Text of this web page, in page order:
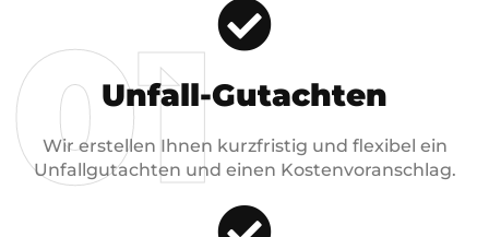
01
Unfall-Gutachten
Wir erstellen Ihnen kurzfristig und flexibel ein
Unfallgutachten und einen Kostenvoranschlag.